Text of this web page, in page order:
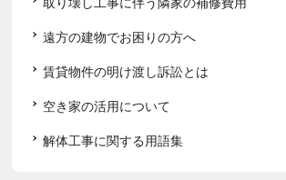
遠方の建物でお困りの方へ
賃貸物件の明け渡し訴訟とは
空き家の活用について
解体工事に関する用語集